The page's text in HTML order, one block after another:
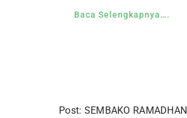
Baca Selengkapnya….
Post: SEMBAKO RAMADHAN